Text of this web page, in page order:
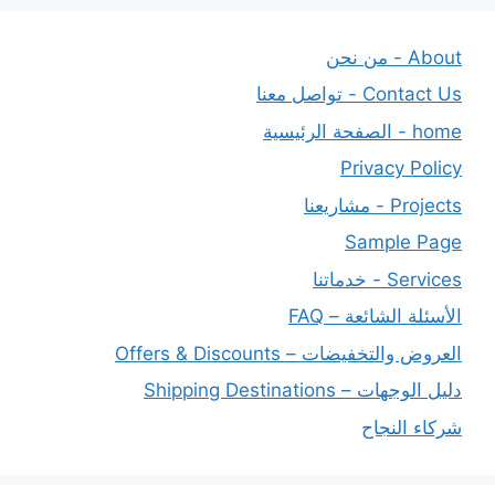
About - من نحن
Contact Us - تواصل معنا
home - الصفحة الرئيسية
Privacy Policy
Projects - مشاريعنا
Sample Page
Services - خدماتنا
الأسئلة الشائعة – FAQ
العروض والتخفيضات – Offers & Discounts
دليل الوجهات – Shipping Destinations
شركاء النجاح